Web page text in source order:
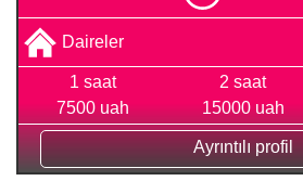
Daireler
1 saat
7500 uah
2 saat
15000 uah
Ayrıntılı profil